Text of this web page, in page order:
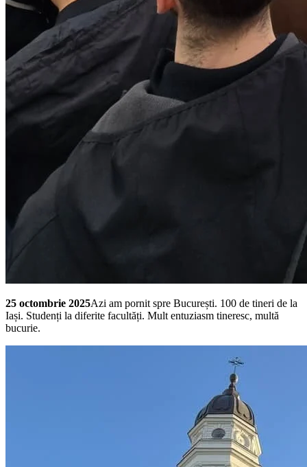
25 octombrie 2025Azi am pornit spre București. 100 de tineri de la
Iași. Studenți la diferite facultăți. Mult entuziasm tineresc, multă
bucurie.